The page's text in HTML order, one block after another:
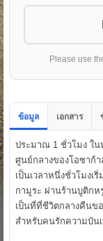
Please use
ข้อมูล เอกสาร
ประมาณ 1 ชั่วโมง ใน
ศูนย์กลางของโอซาก้
เป็นเวลาหนึ่งชั่วโมง
กามูระ ผ่านร้านบูติก
เป็นที่ที่ชีวิตกลางคืนข
สำหรับคนรักความบัน